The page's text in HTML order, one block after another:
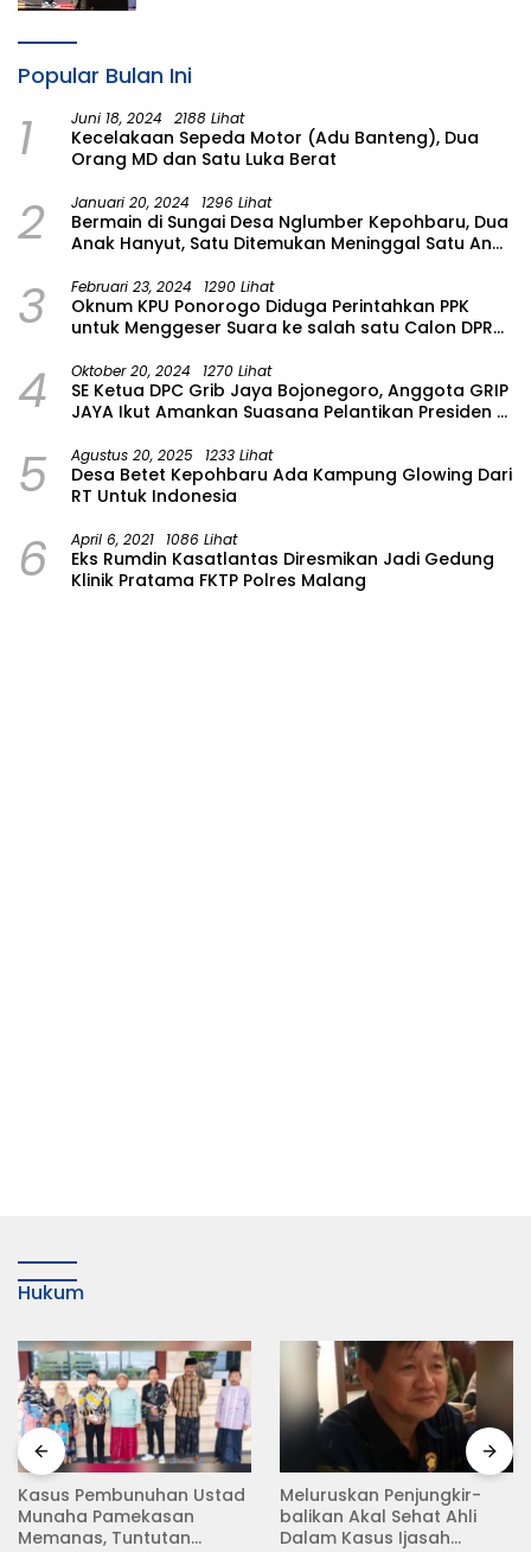
Popular Bulan Ini
1 Juni 18, 2024 2188 Lihat
Kecelakaan Sepeda Motor (Adu Banteng), Dua
Orang MD dan Satu Luka Berat
2 Januari 20, 2024 1296 Lihat
Bermain di Sungai Desa Nglumber Kepohbaru, Dua
Anak Hanyut, Satu Ditemukan Meninggal Satu Anak
3 Februari 23, 2024 1290 Lihat
Oknum KPU Ponorogo Diduga Perintahkan PPK
untuk Menggeser Suara ke salah satu Calon DPRD
4 Oktober 20, 2024 1270 Lihat
SE Ketua DPC Grib Jaya Bojonegoro, Anggota GRIP
JAYA Ikut Amankan Suasana Pelantikan Presiden di
5 Agustus 20, 2025 1233 Lihat
Desa Betet Kepohbaru Ada Kampung Glowing Dari
RT Untuk Indonesia
6 April 6, 2021 1086 Lihat
Eks Rumdin Kasatlantas Diresmikan Jadi Gedung
Klinik Pratama FKTP Polres Malang
Hukum
Meluruskan Penjungkir-
balikan Akal Sehat Ahli
Dalam Kasus Ijasah
Rampas Motor Tanpa
Surat Resmi, Modus Baru
Debt Collector di Jalan